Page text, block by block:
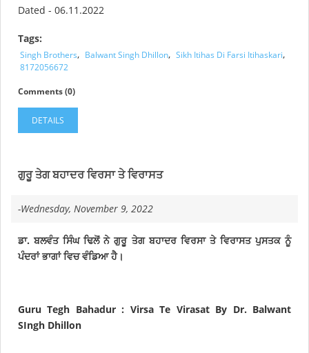
Dated - 06.11.2022
Tags:
Singh Brothers, Balwant Singh Dhillon, Sikh Itihas Di Farsi Itihaskari,
8172056672
Comments (0)
DETAILS
ਗੁਰੂ ਤੇਗ ਬਹਾਦਰ ਵਿਰਸਾ ਤੇ ਵਿਰਾਸਤ
-Wednesday, November 9, 2022
ਡਾ. ਬਲਵੰਤ ਸਿੰਘ ਢਿਲੋਂ ਨੇ ਗੁਰੂ ਤੇਗ ਬਹਾਦਰ ਵਿਰਸਾ ਤੇ ਵਿਰਾਸਤ ਪੁਸਤਕ ਨੂੰ
ਪੰਦਰਾਂਭਾਗਾਂ ਵਿਚ ਵੰਡਿਆ ਹੈ।
Guru Tegh Bahadur : Virsa Te Virasat By Dr. Balwant
SIngh Dhillon